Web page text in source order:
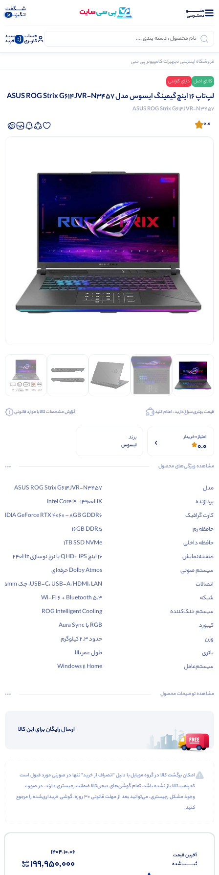
منــــــــــــو
دستــرسی
شـــــگفت
انگیزت
حساب
کاربری (: سبـد
خرید
فروشگاه اینترنتی تجهیزات کامپیوتر پی سی سایت
کالای اصل دارای گارانتی
لپ‌تاپ 16 اینچ گیمینگ ایسوس مدل ASUS ROG Strix G614JVR-N3457
ASUS ROG Strix G614JVR-N3457
0.0
قیمت بهتری سراغ دارید ، اعلام کنید گزارش مشخصات کالا یا موارد قانونی
امتیاز 0 خریدار
0.0
برند
ایسوس
مشاهده ویژگی‌های محصول
مدل
ASUS ROG Strix G614JVR-N3457
پردازنده
Intel Core i9-14900HX
کارت گرافیک
GeForce RTX 4060 – 8GB GDDR6
حافظه رم
16GB DDR5
حافظه داخلی
1TB SSD NVMe
صفحه‌نمایش
16 اینچ QHD+ IPS با نرخ نوسازی 240Hz
سیستم صوتی
Dolby Atmos حرفه‌ای
اتصالات
USB-C، USB-A، HDMI، LAN، جک 3.5mm
شبکه
Wi-Fi 6 + Bluetooth 5.3
سیستم خنک‌کننده
ROG Intelligent Cooling
کیبورد
RGB با Aura Sync
وزن
حدود 2.3 کیلوگرم
باتری
طول عمر بالا
سیستم‌عامل
Windows 11 Home
مشاهده توضیحات محصول
ارسال رایگان برای این کالا
امکان برگشت کالا در گروه موبایل با دلیل "انصراف از خرید" تنها در صورتی مورد قبول است
که پلمب کالا باز نشده باشد. تمام گوشی‌های دیجی‌کالا ضمانت رجیستری دارند. در صورت
وجود مشکل رجیستری، می‌توانید بعد از مهلت قانونی ۳۰ روزه، گوشی خریداری‌شده را مرجوع
کنید.
آخرین‌ قیمت
ثبـــــــت‌ شده
1404.10.06
199,950,000